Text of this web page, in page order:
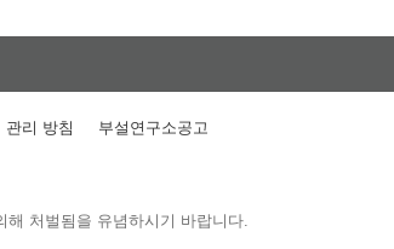
관리 방침 부설연구소공고
처벌됨을 유념하시기 바랍니다.